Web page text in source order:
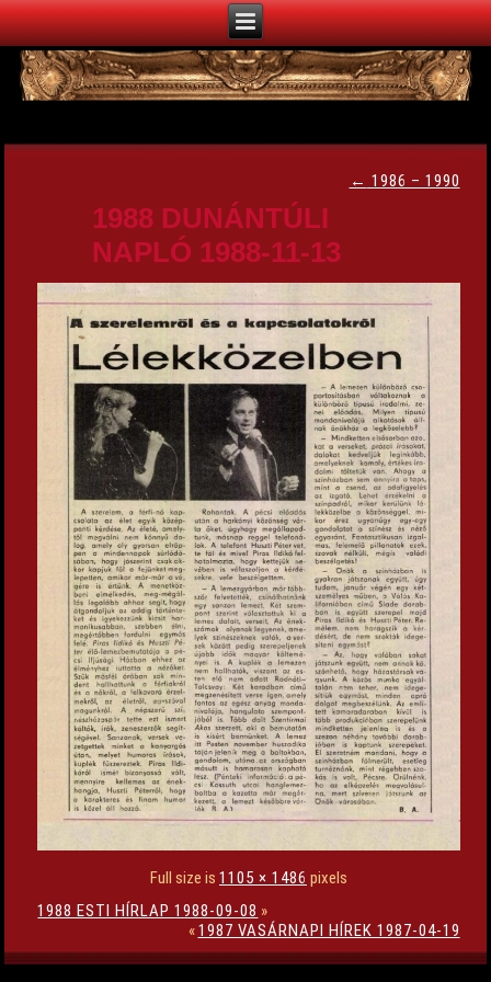
← 1986 – 1990
1988 DUNÁNTÚLI
NAPLÓ 1988-11-13
Full size is 1105 × 1486 pixels
1988 ESTI HÍRLAP 1988-09-08 »
«1987 VASÁRNAPI HÍREK 1987-04-19